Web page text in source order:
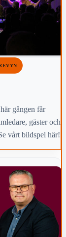
gången får
gäster och
vårt bildspel här!